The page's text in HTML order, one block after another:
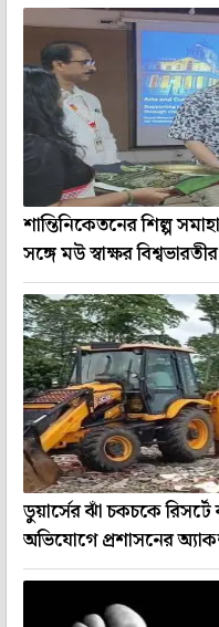
শান্তিনিকেতনের শিল্প
সঙ্গে মউ স্বাক্ষর বিশ্বভারতীর
ডুয়ার্সের ঝাঁ চকচকে
অভিযোগে প্রশাসনের